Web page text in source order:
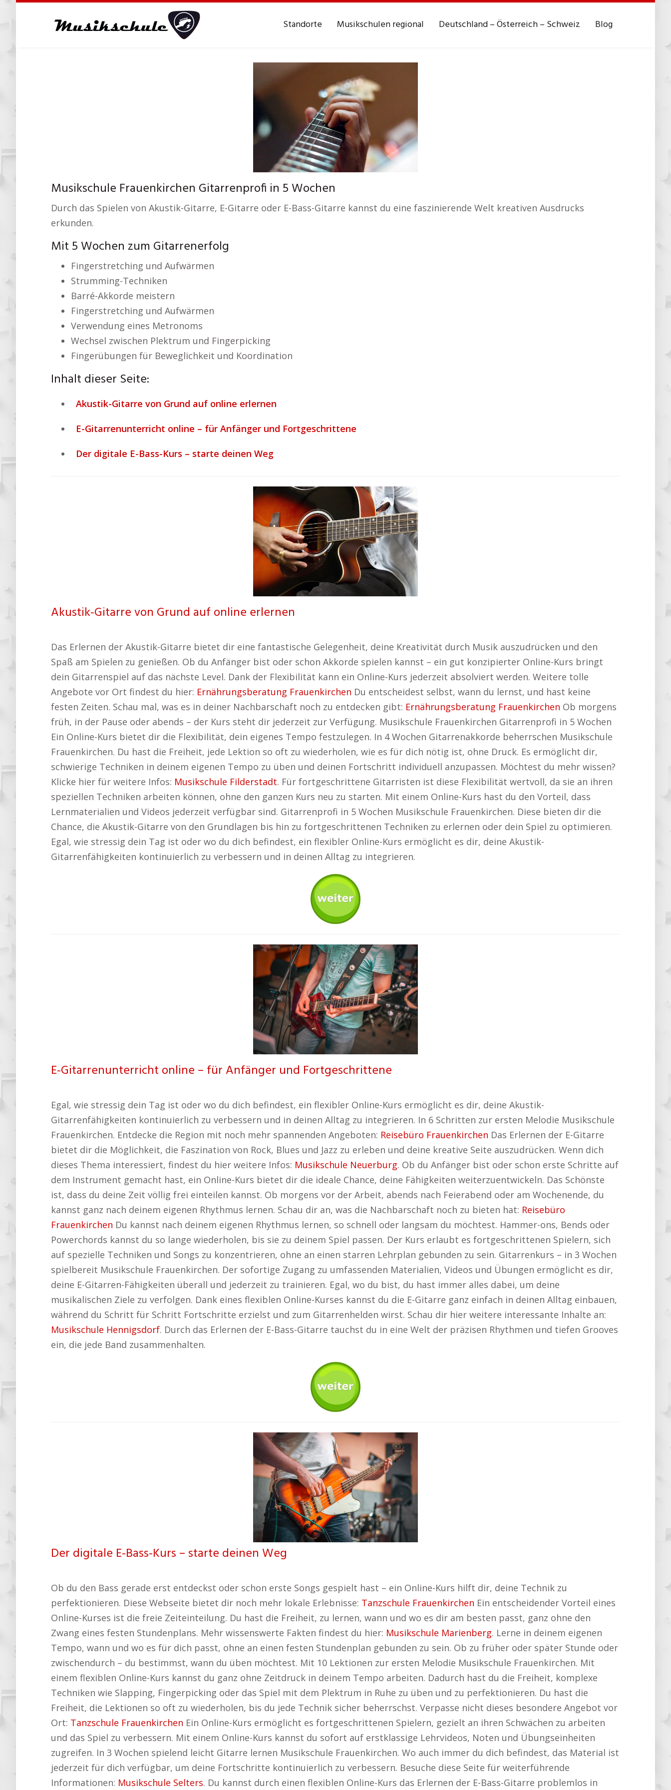
content
Standorte Musikschulen regional Deutschland – Österreich – Schweiz Blog
Musikschule Frauenkirchen Gitarrenprofi in 5 Wochen
Durch das Spielen von Akustik-Gitarre, E-Gitarre oder E-Bass-Gitarre kannst du eine faszinierende Welt kreativen Ausdrucks
erkunden.
Mit 5 Wochen zum Gitarrenerfolg
Fingerstretching und Aufwärmen
Strumming-Techniken
Barré-Akkorde meistern
Fingerstretching und Aufwärmen
Verwendung eines Metronoms
Wechsel zwischen Plektrum und Fingerpicking
Fingerübungen für Beweglichkeit und Koordination
Inhalt dieser Seite:
Akustik-Gitarre von Grund auf online erlernen
E-Gitarrenunterricht online – für Anfänger und Fortgeschrittene
Der digitale E-Bass-Kurs – starte deinen Weg
Akustik-Gitarre von Grund auf online erlernen
Das Erlernen der Akustik-Gitarre bietet dir eine fantastische Gelegenheit, deine Kreativität durch Musik auszudrücken und den
Spaß am Spielen zu genießen. Ob du Anfänger bist oder schon Akkorde spielen kannst – ein gut konzipierter Online-Kurs bringt
dein Gitarrenspiel auf das nächste Level. Dank der Flexibilität kann ein Online-Kurs jederzeit absolviert werden. Weitere tolle
Angebote vor Ort findest du hier: Ernährungsberatung Frauenkirchen Du entscheidest selbst, wann du lernst, und hast keine
festen Zeiten. Schau mal, was es in deiner Nachbarschaft noch zu entdecken gibt: Ernährungsberatung Frauenkirchen Ob morgens
früh, in der Pause oder abends – der Kurs steht dir jederzeit zur Verfügung. Musikschule Frauenkirchen Gitarrenprofi in 5 Wochen
Ein Online-Kurs bietet dir die Flexibilität, dein eigenes Tempo festzulegen. In 4 Wochen Gitarrenakkorde beherrschen Musikschule
Frauenkirchen. Du hast die Freiheit, jede Lektion so oft zu wiederholen, wie es für dich nötig ist, ohne Druck. Es ermöglicht dir,
schwierige Techniken in deinem eigenen Tempo zu üben und deinen Fortschritt individuell anzupassen. Möchtest du mehr wissen?
Klicke hier für weitere Infos: Musikschule Filderstadt. Für fortgeschrittene Gitarristen ist diese Flexibilität wertvoll, da sie an ihren
speziellen Techniken arbeiten können, ohne den ganzen Kurs neu zu starten. Mit einem Online-Kurs hast du den Vorteil, dass
Lernmaterialien und Videos jederzeit verfügbar sind. Gitarrenprofi in 5 Wochen Musikschule Frauenkirchen. Diese bieten dir die
Chance, die Akustik-Gitarre von den Grundlagen bis hin zu fortgeschrittenen Techniken zu erlernen oder dein Spiel zu optimieren.
Egal, wie stressig dein Tag ist oder wo du dich befindest, ein flexibler Online-Kurs ermöglicht es dir, deine Akustik-
Gitarrenfähigkeiten kontinuierlich zu verbessern und in deinen Alltag zu integrieren.
E-Gitarrenunterricht online – für Anfänger und Fortgeschrittene
Egal, wie stressig dein Tag ist oder wo du dich befindest, ein flexibler Online-Kurs ermöglicht es dir, deine Akustik-
Gitarrenfähigkeiten kontinuierlich zu verbessern und in deinen Alltag zu integrieren. In 6 Schritten zur ersten Melodie Musikschule
Frauenkirchen. Entdecke die Region mit noch mehr spannenden Angeboten: Reisebüro Frauenkirchen Das Erlernen der E-Gitarre
bietet dir die Möglichkeit, die Faszination von Rock, Blues und Jazz zu erleben und deine kreative Seite auszudrücken. Wenn dich
dieses Thema interessiert, findest du hier weitere Infos: Musikschule Neuerburg. Ob du Anfänger bist oder schon erste Schritte auf
dem Instrument gemacht hast, ein Online-Kurs bietet dir die ideale Chance, deine Fähigkeiten weiterzuentwickeln. Das Schönste
ist, dass du deine Zeit völlig frei einteilen kannst. Ob morgens vor der Arbeit, abends nach Feierabend oder am Wochenende, du
kannst ganz nach deinem eigenen Rhythmus lernen. Schau dir an, was die Nachbarschaft noch zu bieten hat: Reisebüro
Frauenkirchen Du kannst nach deinem eigenen Rhythmus lernen, so schnell oder langsam du möchtest. Hammer-ons, Bends oder
Powerchords kannst du so lange wiederholen, bis sie zu deinem Spiel passen. Der Kurs erlaubt es fortgeschrittenen Spielern, sich
auf spezielle Techniken und Songs zu konzentrieren, ohne an einen starren Lehrplan gebunden zu sein. Gitarrenkurs – in 3 Wochen
spielbereit Musikschule Frauenkirchen. Der sofortige Zugang zu umfassenden Materialien, Videos und Übungen ermöglicht es dir,
deine E-Gitarren-Fähigkeiten überall und jederzeit zu trainieren. Egal, wo du bist, du hast immer alles dabei, um deine
musikalischen Ziele zu verfolgen. Dank eines flexiblen Online-Kurses kannst du die E-Gitarre ganz einfach in deinen Alltag einbauen,
während du Schritt für Schritt Fortschritte erzielst und zum Gitarrenhelden wirst. Schau dir hier weitere interessante Inhalte an:
Musikschule Hennigsdorf. Durch das Erlernen der E-Bass-Gitarre tauchst du in eine Welt der präzisen Rhythmen und tiefen Grooves
ein, die jede Band zusammenhalten.
Der digitale E-Bass-Kurs – starte deinen Weg
Ob du den Bass gerade erst entdeckst oder schon erste Songs gespielt hast – ein Online-Kurs hilft dir, deine Technik zu
perfektionieren. Diese Webseite bietet dir noch mehr lokale Erlebnisse: Tanzschule Frauenkirchen Ein entscheidender Vorteil eines
Online-Kurses ist die freie Zeiteinteilung. Du hast die Freiheit, zu lernen, wann und wo es dir am besten passt, ganz ohne den
Zwang eines festen Stundenplans. Mehr wissenswerte Fakten findest du hier: Musikschule Marienberg. Lerne in deinem eigenen
Tempo, wann und wo es für dich passt, ohne an einen festen Stundenplan gebunden zu sein. Ob zu früher oder später Stunde oder
zwischendurch – du bestimmst, wann du üben möchtest. Mit 10 Lektionen zur ersten Melodie Musikschule Frauenkirchen. Mit
einem flexiblen Online-Kurs kannst du ganz ohne Zeitdruck in deinem Tempo arbeiten. Dadurch hast du die Freiheit, komplexe
Techniken wie Slapping, Fingerpicking oder das Spiel mit dem Plektrum in Ruhe zu üben und zu perfektionieren. Du hast die
Freiheit, die Lektionen so oft zu wiederholen, bis du jede Technik sicher beherrschst. Verpasse nicht dieses besondere Angebot vor
Ort: Tanzschule Frauenkirchen Ein Online-Kurs ermöglicht es fortgeschrittenen Spielern, gezielt an ihren Schwächen zu arbeiten
und das Spiel zu verbessern. Mit einem Online-Kurs kannst du sofort auf erstklassige Lehrvideos, Noten und Übungseinheiten
zugreifen. In 3 Wochen spielend leicht Gitarre lernen Musikschule Frauenkirchen. Wo auch immer du dich befindest, das Material ist
jederzeit für dich verfügbar, um deine Fortschritte kontinuierlich zu verbessern. Besuche diese Seite für weiterführende
Informationen: Musikschule Selters. Du kannst durch einen flexiblen Online-Kurs das Erlernen der E-Bass-Gitarre problemlos in